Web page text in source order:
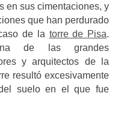
en sus cimentaciones, y
que han perdurado
de la torre de Pisa.
de las grandes
y arquitectos de la
resultó excesivamente
suelo en el que fue